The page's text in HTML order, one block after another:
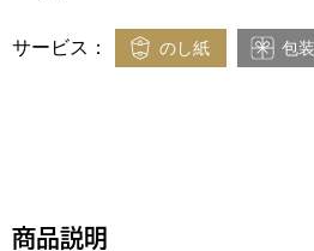
サービス： のし紙 包
商品説明